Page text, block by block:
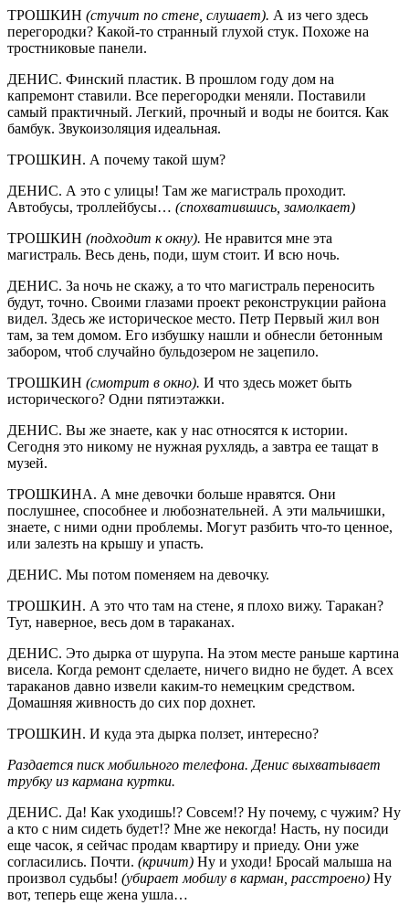
ТРОШКИН (стучит по стене, слушает). А из чего здесь
перегородки? Какой-то странный глухой стук. Похоже на
тростниковые панели.
ДЕНИС. Финский пластик. В прошлом году дом на
капремонт ставили. Все перегородки меняли. Поставили
самый практичный. Легкий, прочный и воды не боится. Как
бамбук. Звукоизоляция идеальная.
ТРОШКИН. А почему такой шум?
ДЕНИС. А это с улицы! Там же магистраль проходит.
Автобусы, троллейбусы… (спохватившись, замолкает)
ТРОШКИН (подходит к окну). Не нравится мне эта
магистраль. Весь день, поди, шум стоит. И всю ночь.
ДЕНИС. За ночь не скажу, а то что магистраль переносить
будут, точно. Своими глазами проект реконструкции района
видел. Здесь же историческое место. Петр Первый жил вон
там, за тем домом. Его избушку нашли и обнесли бетонным
забором, чтоб случайно бульдозером не зацепило.
ТРОШКИН (смотрит в окно). И что здесь может быть
исторического? Одни пятиэтажки.
ДЕНИС. Вы же знаете, как у нас относятся к истории.
Сегодня это никому не нужная рухлядь, а завтра ее тащат в
музей.
ТРОШКИНА. А мне девочки больше нравятся. Они
послушнее, способнее и любознательней. А эти мальчишки,
знаете, с ними одни проблемы. Могут разбить что-то ценное,
или залезть на крышу и упасть.
ДЕНИС. Мы потом поменяем на девочку.
ТРОШКИН. А это что там на стене, я плохо вижу. Таракан?
Тут, наверное, весь дом в тараканах.
ДЕНИС. Это дырка от шурупа. На этом месте раньше картина
висела. Когда ремонт сделаете, ничего видно не будет. А всех
тараканов давно извели каким-то немецким средством.
Домашняя живность до сих пор дохнет.
ТРОШКИН. И куда эта дырка ползет, интересно?
Раздается писк мобильного телефона. Денис выхватывает
трубку из кармана куртки.
ДЕНИС. Да! Как уходишь!? Совсем!? Ну почему, с чужим? Ну
а кто с ним сидеть будет!? Мне же некогда! Насть, ну посиди
еще часок, я сейчас продам квартиру и приеду. Они уже
согласились. Почти. (кричит) Ну и уходи! Бросай малыша на
произвол судьбы! (убирает мобилу в карман, расстроено) Ну
вот, теперь еще жена ушла…